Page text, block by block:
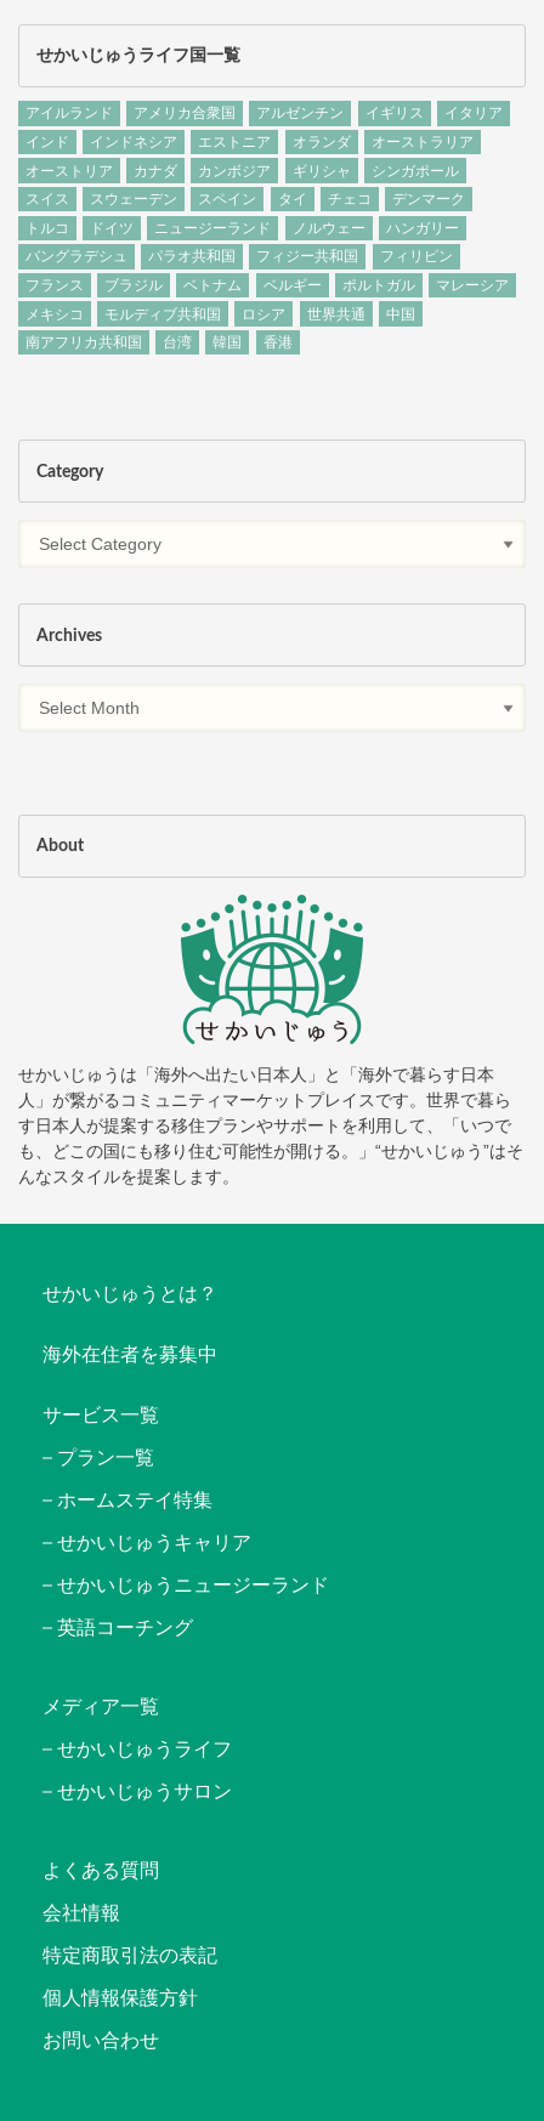
せかいじゅうライフ国一覧
アイルランド アメリカ合衆国 アルゼンチン イギリス
イタリア
インド
インドネシア エストニア オランダ
オーストラリア
オーストリア
カナダ カンボジア ギリシャ
シンガポール
スイス
スウェーデン スペイン タイ チェコ
デンマーク
トルコ
ドイツ ニュージーランド ノルウェー
ハンガリー
バングラデシュ
パラオ共和国 フィジー共和国
フィリピン
フランス
ブラジル ベトナム ベルギー ポルトガル
マレーシア
メキシコ
モルディブ共和国 ロシア 世界共通
中国
南アフリカ共和国
台湾 韓国 香港
Category
Archives
About
せかいじゅうは「海外へ出たい日本人」と「海外で暮らす日本
人」が繋がるコミュニティマーケットプレイスです。世界で暮ら
す日本人が提案する移住プランやサポートを利用して、「いつで
も、どこの国にも移り住む可能性が開ける。」“せかいじゅう”はそ
んなスタイルを提案します。
せかいじゅうとは？
海外在住者を募集中
サービス一覧
プラン一覧
ホームステイ特集
せかいじゅうキャリア
せかいじゅうニュージーランド
英語コーチング
メディア一覧
せかいじゅうライフ
せかいじゅうサロン
よくある質問
会社情報
特定商取引法の表記
個人情報保護方針
お問い合わせ